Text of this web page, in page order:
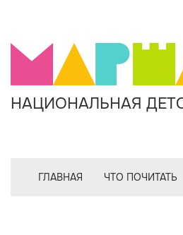
НАЦИОНАЛЬНАЯ
ГЛАВНАЯ ЧТО ПОЧИТАТЬ